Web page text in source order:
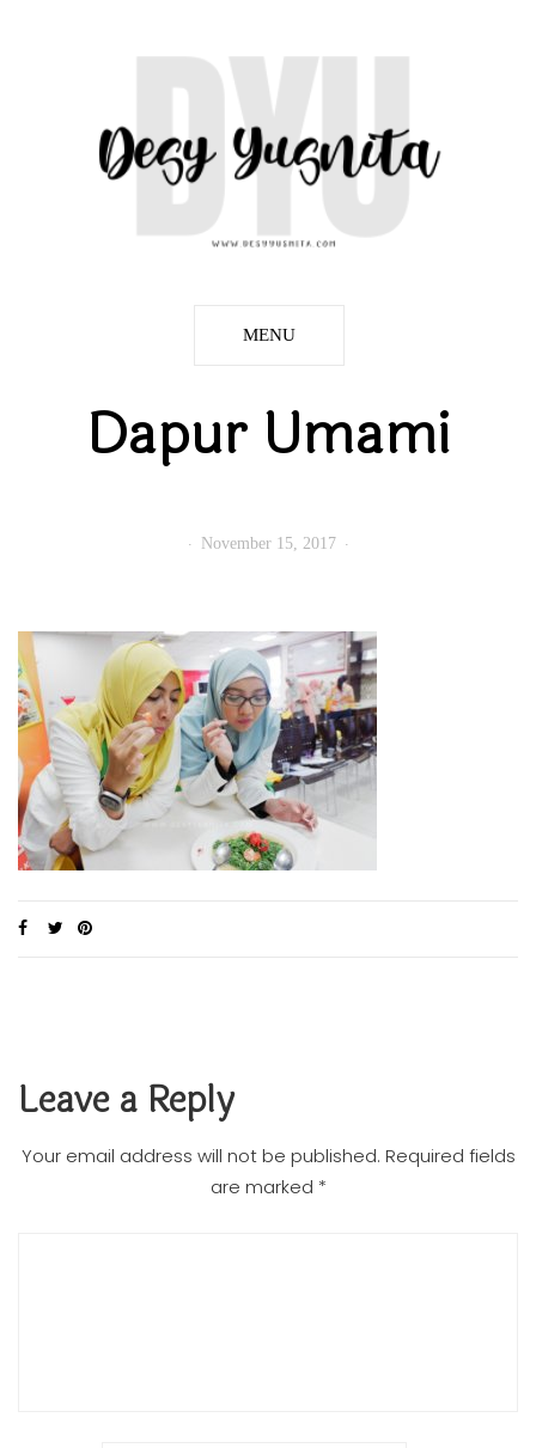
MENU
Dapur Umami
November 15, 2017
Leave a Reply
Your email address will not be published. Required fields
are marked *